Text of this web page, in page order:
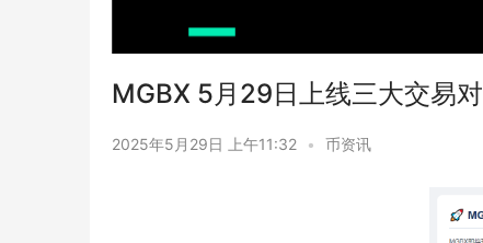
MGBX 5月29日上线三大交易对
2025年5月29日 上午11:32 • 币资讯